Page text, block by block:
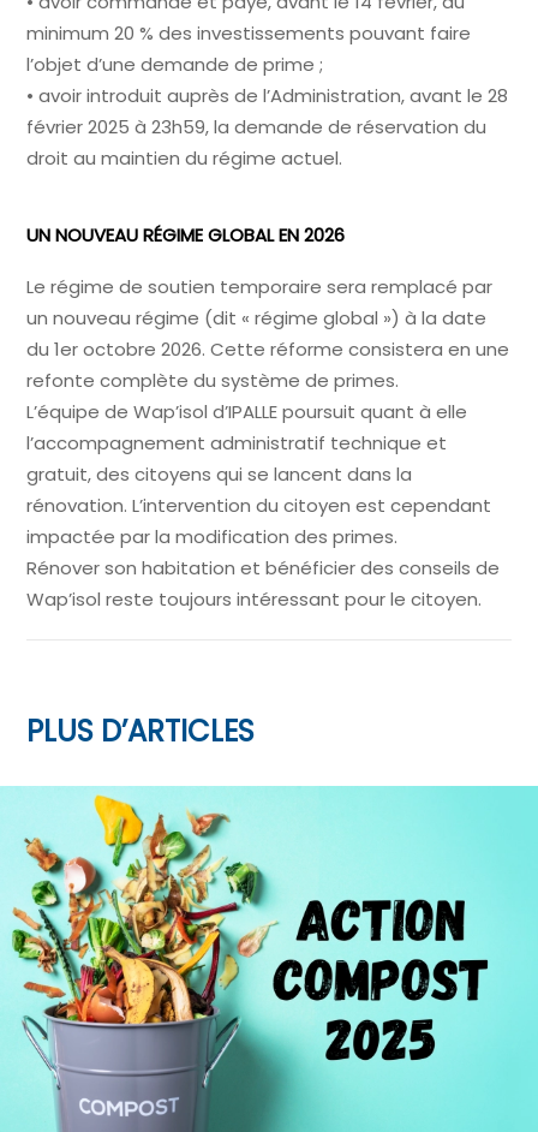
minimum 20 % des investissements pouvant faire
l’objet d’une demande de prime ;
• avoir introduit auprès de l’Administration, avant le 28
février 2025 à 23h59, la demande de réservation du
droit au maintien du régime actuel.
UN NOUVEAU RÉGIME GLOBAL EN 2026
Le régime de soutien temporaire sera remplacé par
un nouveau régime (dit « régime global ») à la date
du 1er octobre 2026. Cette réforme consistera en une
refonte complète du système de primes.
L’équipe de Wap’isol d’IPALLE poursuit quant à elle
l’accompagnement administratif technique et
gratuit, des citoyens qui se lancent dans la
rénovation. L’intervention du citoyen est cependant
impactée par la modification des primes.
Rénover son habitation et bénéficier des conseils de
Wap’isol reste toujours intéressant pour le citoyen.
PLUS D’ARTICLES